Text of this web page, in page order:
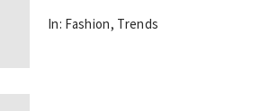
In: Fashion, Trends